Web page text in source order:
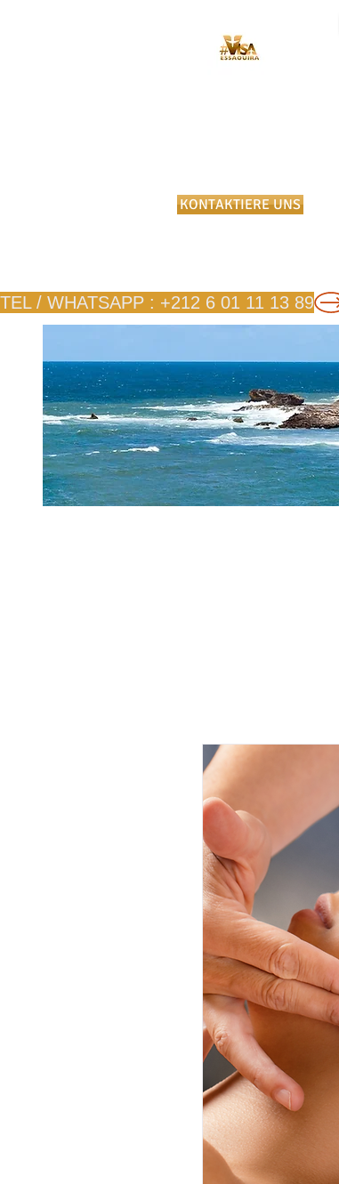
KONTAKTIERE UNS
TEL / WHATSAPP : +212 6 01 11 13 89